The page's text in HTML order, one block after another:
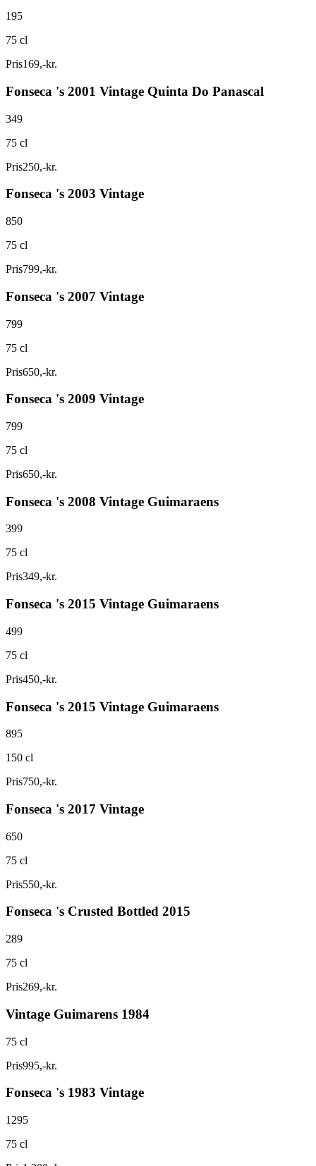
195
75 cl
Pris169,-kr.
Fonseca 's 2001 Vintage Quinta Do Panascal
349
75 cl
Pris250,-kr.
Fonseca 's 2003 Vintage
850
75 cl
Pris799,-kr.
Fonseca 's 2007 Vintage
799
75 cl
Pris650,-kr.
Fonseca 's 2009 Vintage
799
75 cl
Pris650,-kr.
Fonseca 's 2008 Vintage Guimaraens
399
75 cl
Pris349,-kr.
Fonseca 's 2015 Vintage Guimaraens
499
75 cl
Pris450,-kr.
Fonseca 's 2015 Vintage Guimaraens
895
150 cl
Pris750,-kr.
Fonseca 's 2017 Vintage
650
75 cl
Pris550,-kr.
Fonseca 's Crusted Bottled 2015
289
75 cl
Pris269,-kr.
Vintage Guimarens 1984
75 cl
Pris995,-kr.
Fonseca 's 1983 Vintage
1295
75 cl